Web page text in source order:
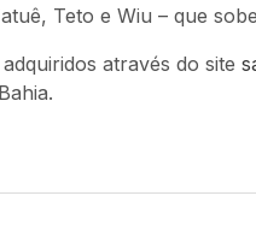
Teto e Wiu – que
através do site